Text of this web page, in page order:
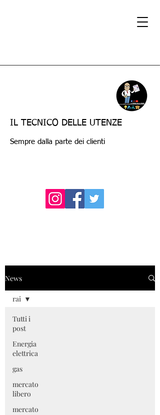
IL TECNICO DELLE UTENZE
Sempre dalla parte dei clienti
News
Tutti i
post
Energia
elettrica
gas
mercato
libero
mercato
rai